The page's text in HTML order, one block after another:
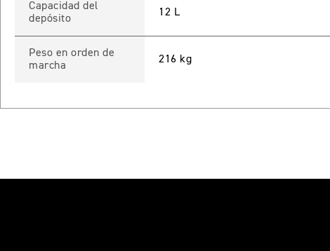
Capacidad del
depósito
12 L
Peso en orden de
marcha
216 kg